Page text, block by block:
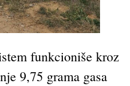
funkcioniše kroz
9,75 grama gasa